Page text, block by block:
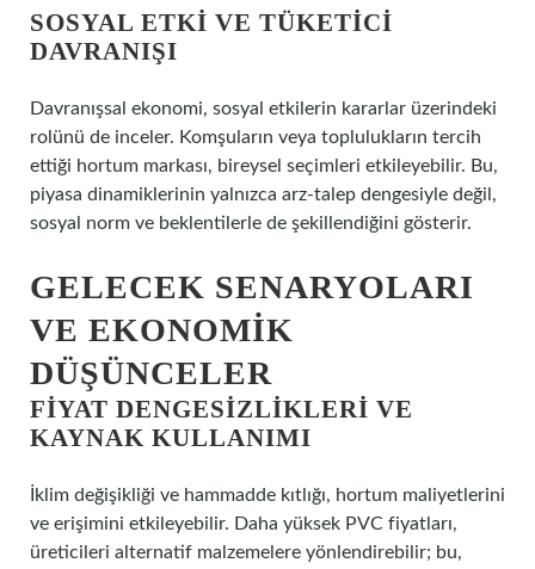
SOSYAL ETKI VE TÜKETICI
DAVRANIŞI
Davranışsal ekonomi, sosyal etkilerin kararlar üzerindeki
rolünü de inceler. Komşuların veya toplulukların tercih
ettiği hortum markası, bireysel seçimleri etkileyebilir. Bu,
piyasa dinamiklerinin yalnızca arz-talep dengesiyle değil,
sosyal norm ve beklentilerle de şekillendiğini gösterir.
GELECEK SENARYOLARI
VE EKONOMIK
DÜŞÜNCELER
FIYAT DENGESIZLIKLERI VE
KAYNAK KULLANIMI
İklim değişikliği ve hammadde kıtlığı, hortum maliyetlerini
ve erişimini etkileyebilir. Daha yüksek PVC fiyatları,
üreticileri alternatif malzemelere yönlendirebilir; bu,